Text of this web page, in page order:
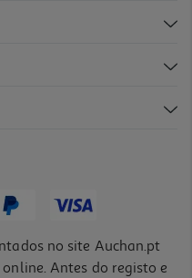
no site Auchan.pt
Antes do registo e